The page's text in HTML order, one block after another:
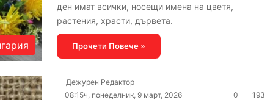
ден имат всички, носещи имена на цветя,
растения, храсти, дървета.
Прочети Повече »
Дежурен Редактор
08:15ч, понеделник, 9 март, 2026
0 193